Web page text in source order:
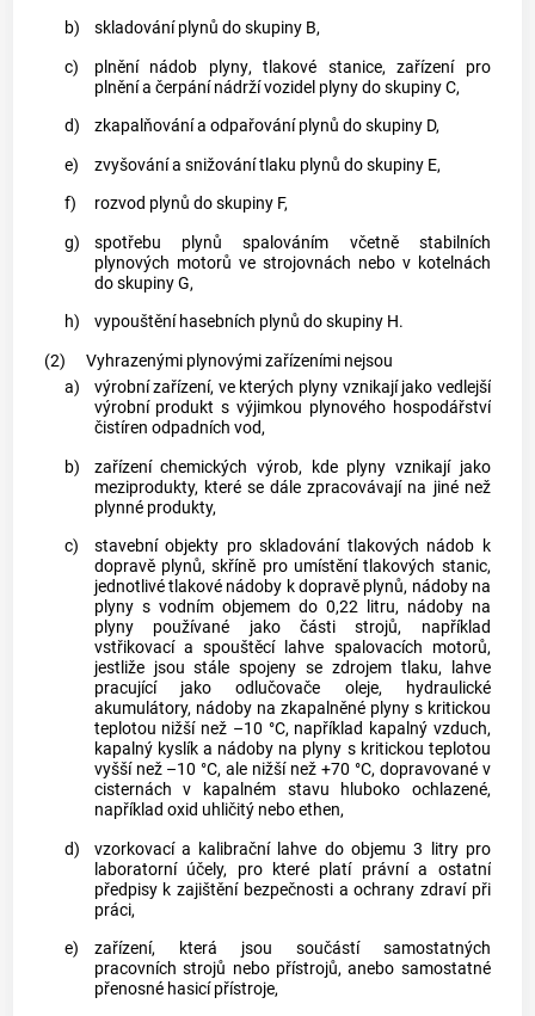
b) skladováníplynů do skupiny B,
c)
plnění nádob plyny, tlakové stanice, zařízení pro
plnění a čerpání nádrží vozidel plynydo skupiny C,
d)
zkapalňování a odpařováníplynů do skupiny D,
e)
zvyšování a snižování tlaku plynů do skupiny E,
f)
rozvod plynů do skupiny F,
g)
spotřebu plynů spalováním včetně stabilních
plynových motorů ve strojovnách nebo v kotelnách
do skupiny G,
h)
vypouštění hasebních plynů do skupiny H.
(2)
Vyhrazenými plynovými zařízeními nejsou
a)
výrobní zařízení, ve kterých plyny vznikají jako vedlejší
výrobní produkt s výjimkou plynového hospodářství
čistíren odpadních vod,
b)
zařízení chemických výrob, kde plyny vznikají jako
meziprodukty, které se dále zpracovávají na jiné než
plynné produkty,
c)
stavební objekty pro skladování tlakových nádob k
dopravě plynů, skříně pro umístění tlakových stanic,
jednotlivé tlakové nádoby k dopravě plynů, nádoby na
plynys vodním objemem do 0,22 litru, nádoby na
plynypoužívané jako části strojů, například
vstřikovací a spouštěcí lahve spalovacích motorů,
jestliže jsou stále spojeny se zdrojem tlaku, lahve
pracující jako odlučovače oleje, hydraulické
akumulátory, nádoby na zkapalněné plynys kritickou
teplotou nižší než –10 °C, například kapalný vzduch,
kapalný kyslík a nádoby na plyny s kritickou teplotou
vyšší než –10 °C, ale nižší než +70 °C, dopravované v
cisternách v kapalném stavu hluboko ochlazené,
například oxid uhličitý nebo ethen,
d)
vzorkovací a kalibrační lahve do objemu 3 litry pro
laboratorní účely, pro které platí právní a ostatní
předpisy k zajištění bezpečnosti a ochrany zdraví při
práci,
e)
zařízení, která jsou součástí samostatných
pracovních strojů nebo přístrojů, anebo samostatné
přenosné hasicí přístroje,